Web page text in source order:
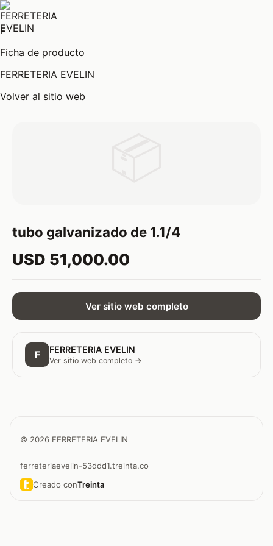
F
Ficha de producto
FERRETERIA EVELIN
Volver al sitio web
tubo galvanizado de 1.1/4
USD 51,000.00
Ver sitio web completo
F FERRETERIA EVELIN
Ver sitio web completo →
© 2026 FERRETERIA EVELIN
ferreteriaevelin-53ddd1.treinta.co
Creado conTreinta